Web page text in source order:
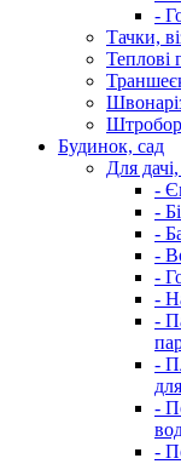
-
Тачки,
Теплові
Будинок, сад
Для
-
-
-
-
-
-
-
-
-
-